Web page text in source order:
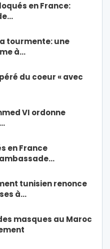
en France:
tourmente: une
à…
du coeur « avec
VI ordonne
en France
tunisien renonce
à…
masques au Maroc